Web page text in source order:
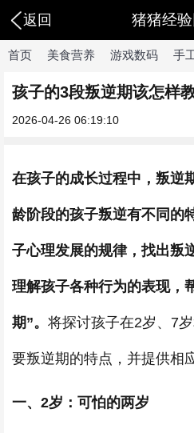
返回 猪猪经验
首页 美食营养 游戏数码 手
孩子的3段叛逆期该怎样
2026-04-26 06:19:10
在孩子的成长过程中，叛逆
龄阶段的孩子叛逆有不同的
子心理发展的规律，找出叛
理解孩子各种行为的表现，
期”。 将探讨孩子在2岁、7
要叛逆期的特点，并提供相
一、2岁：可怕的两岁